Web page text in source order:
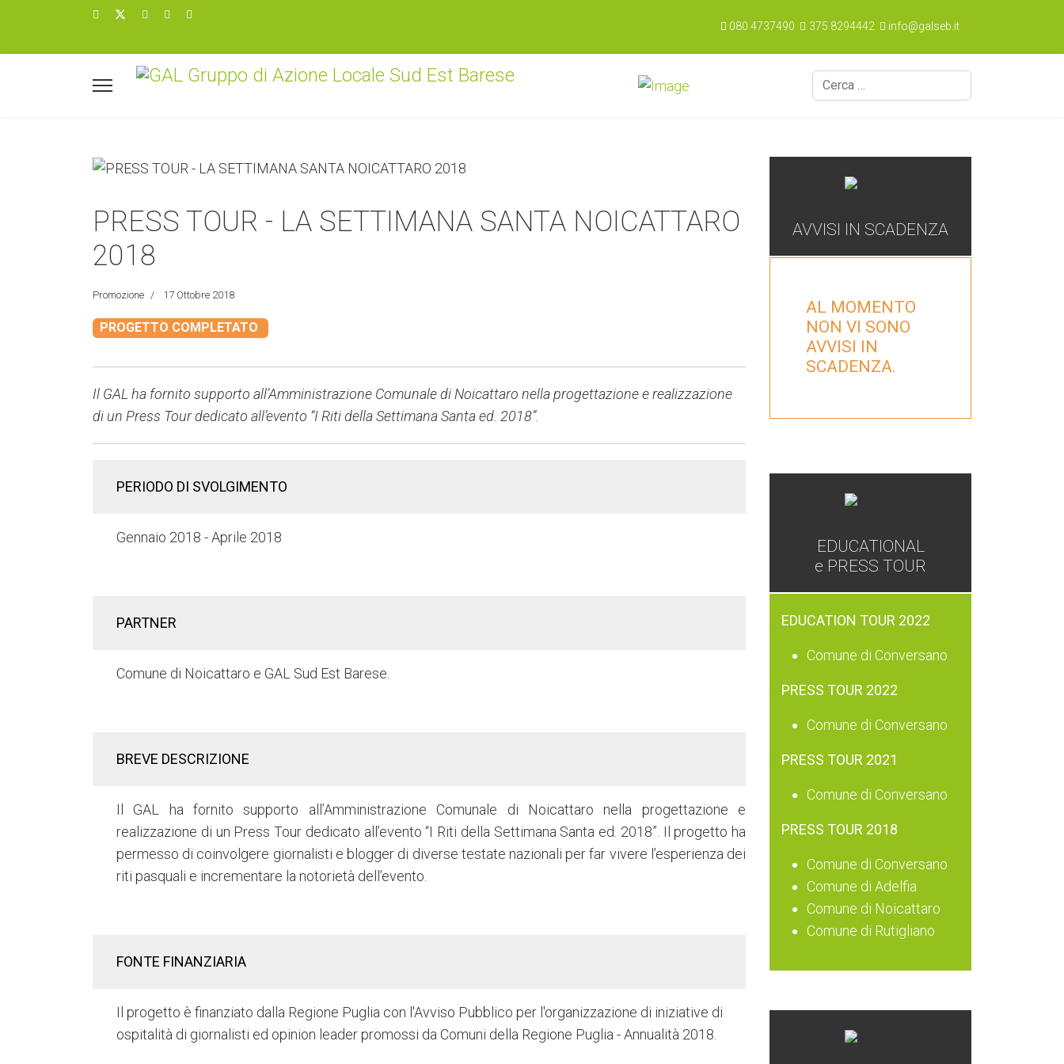
080 4737490 375 8294442 info@galseb.it
Cerca
PRESS TOUR - LA SETTIMANA SANTA NOICATTARO
2018
Promozione 17 Ottobre 2018
PROGETTO COMPLETATO
Il GAL ha fornito supporto all’Amministrazione Comunale di Noicattaro nella progettazione e realizzazione
di un Press Tour dedicato all’evento “I Riti della Settimana Santa ed. 2018”.
PERIODO DI SVOLGIMENTO
Gennaio 2018 - Aprile 2018
PARTNER
Comune di Noicattaro e GAL Sud Est Barese.
BREVE DESCRIZIONE
Il GAL ha fornito supporto all’Amministrazione Comunale di Noicattaro nella progettazione e
realizzazione di un Press Tour dedicato all’evento “I Riti della Settimana Santa ed. 2018”. Il progetto ha
permesso di coinvolgere giornalisti e blogger di diverse testate nazionali per far vivere l’esperienza dei
riti pasquali e incrementare la notorietà dell’evento.
FONTE FINANZIARIA
Il progetto è finanziato dalla Regione Puglia con l'Avviso Pubblico per l'organizzazione di iniziative di
ospitalità di giornalisti ed opinion leader promossi da Comuni della Regione Puglia - Annualità 2018.
AVVISI IN SCADENZA
AL MOMENTO
NON VI SONO
AVVISI IN
SCADENZA.
EDUCATIONAL
e PRESS TOUR
EDUCATION TOUR 2022
Comune di Conversano
PRESS TOUR 2022
Comune di Conversano
PRESS TOUR 2021
Comune di Conversano
PRESS TOUR 2018
Comune di Conversano
Comune di Adelfia
Comune di Noicattaro
Comune di Rutigliano